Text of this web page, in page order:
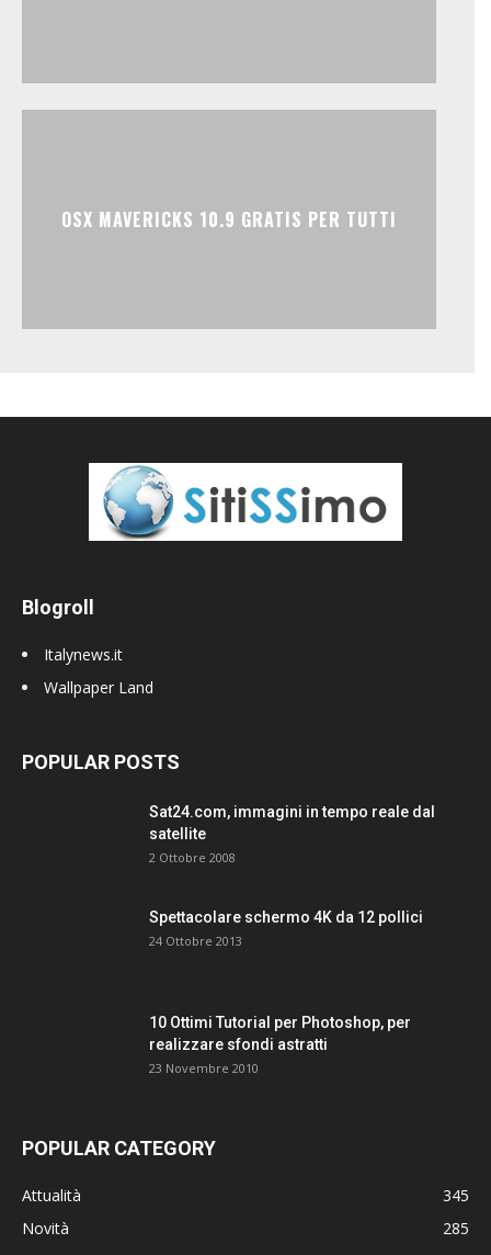
OSX MAVERICKS 10.9 GRATIS PER TUTTI
Blogroll
Italynews.it
Wallpaper Land
POPULAR POSTS
Sat24.com, immagini in tempo reale dal
satellite
2 Ottobre 2008
Spettacolare schermo 4K da 12 pollici
24 Ottobre 2013
10 Ottimi Tutorial per Photoshop, per
realizzare sfondi astratti
23 Novembre 2010
POPULAR CATEGORY
Attualità
345
Novità
285